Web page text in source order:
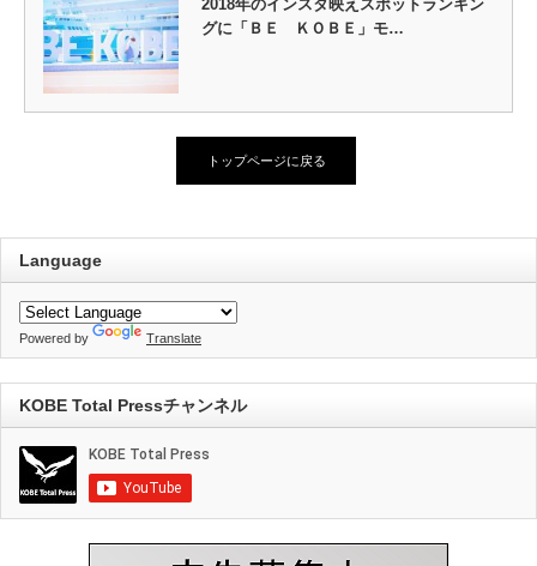
2018年のインスタ映えスポットランキン
グに「ＢＥ ＫＯＢＥ」モ…
トップページに戻る
Language
Powered by Translate
KOBE Total Pressチャンネル